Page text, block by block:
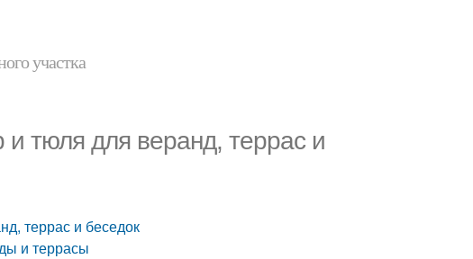
участка
тюля для веранд, террас и
террас и беседок
и террасы